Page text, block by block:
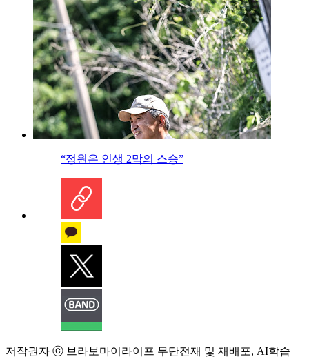
“정원은 인생 2막의 스승”
저작권자 ⓒ 브라보마이라이프 무단전재 및 재배포, AI학습